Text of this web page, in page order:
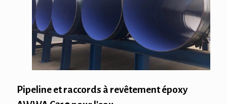
Pipeline et raccords à revêtement époxy